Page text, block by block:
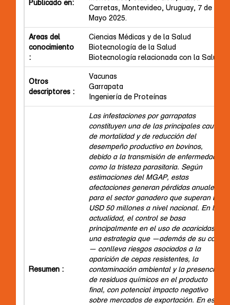
Publicado en:
Carretas, Montevideo, Uruguay, 7 de
Mayo 2025.
Areas del
conocimiento
:
Ciencias Médicas y de la Salud
Biotecnología de la Salud
Biotecnología relacionada con la Salud
Otros
descriptores :
Vacunas
Garrapata
Ingeniería de Proteínas
Resumen :
Las infestaciones por garrapatas
constituyen una de las principales causas
de mortalidad y de reducción del
desempeño productivo en bovinos,
debido a la transmisión de enfermedades
como la tristeza parasitaria. Según
estimaciones del MGAP, estas
afectaciones generan pérdidas anuales
para el sector ganadero que superan los
USD 50 millones a nivel nacional. En la
actualidad, el control se basa
principalmente en el uso de acaricidas,
una estrategia que —además de su costo
— conlleva riesgos asociados a la
aparición de cepas resistentes, la
contaminación ambiental y la presencia
de residuos químicos en el producto
final, con potencial impacto negativo
sobre mercados de exportación. En este